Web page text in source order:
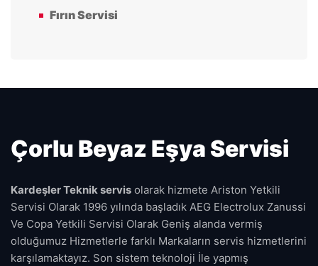
Fırın Servisi
Çorlu Beyaz Eşya Servisi
Kardeşler Teknik servis olarak hizmete Ariston Yetkili
Servisi Olarak 1996 yılında başladık AEG Electrolux Zanussi
Ve Copa Yetkili Servisi Olarak Geniş alanda vermiş
olduğumuz Hizmetlerle farklı Markaların servis hizmetlerini
karşılamaktayız. Son sistem teknoloji İle yapmış